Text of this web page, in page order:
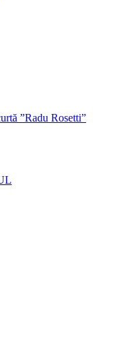
”Radu Rosetti”